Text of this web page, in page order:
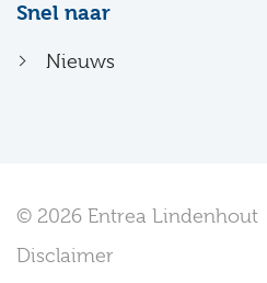
Snel naar
Nieuws
© 2026 Entrea Lindenhout
Disclaimer